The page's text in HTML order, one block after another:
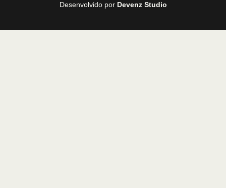
Desenvolvido por Devenz Studio